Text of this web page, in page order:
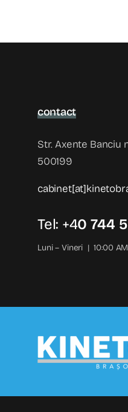
contact
Str. Axente Banciu
500199
Tel: +40 744
Luni – Vineri | 10:00